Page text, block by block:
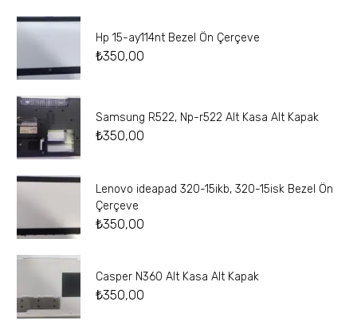
Hp 15-ay114nt Bezel Ön Çerçeve
₺350,00
Samsung R522, Np-r522 Alt Kasa Alt Kapak
₺350,00
Lenovo ideapad 320-15ikb, 320-15isk Bezel Ön
Çerçeve
₺350,00
Casper N360 Alt Kasa Alt Kapak
₺350,00